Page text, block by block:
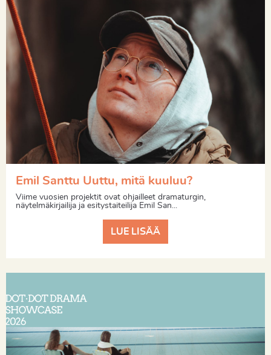
Emil Santtu Uuttu, mitä kuuluu?
Viime vuosien projektit ovat ohjailleet dramaturgin,
näytelmäkirjailija ja esitystaiteilija Emil San...
LUE LISÄÄ